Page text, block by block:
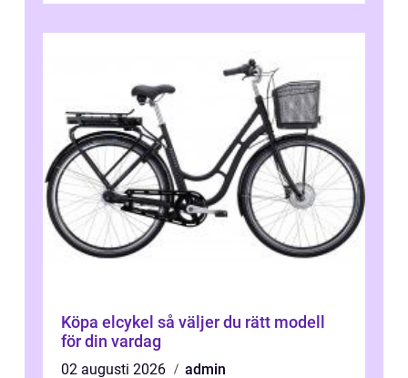
Köpa elcykel så väljer du rätt modell
för din vardag
02 augusti 2026
admin